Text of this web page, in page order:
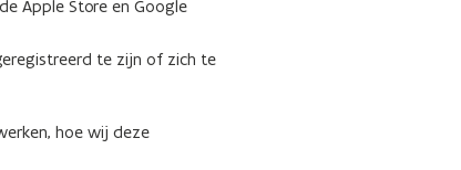
Apple Store en Google
te zijn of zich te
hoe wij deze